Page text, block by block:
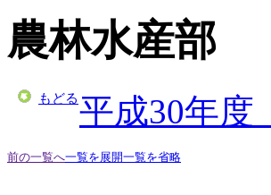
農林水産部
もどる平成30年
前の一覧へ一覧を展開一覧を省略